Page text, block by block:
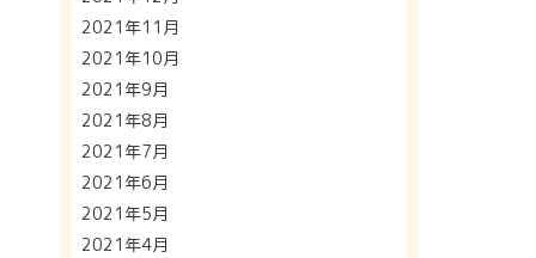
2021年11月
2021年10月
2021年9月
2021年8月
2021年7月
2021年6月
2021年5月
2021年4月